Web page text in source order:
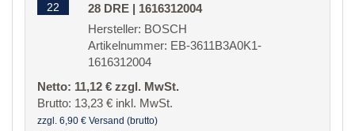
22
28 DRE | 1616312004
Hersteller: BOSCH
Artikelnummer: EB-3611B3A0K1-
1616312004
Netto: 11,12 € zzgl. MwSt.
Brutto: 13,23 € inkl. MwSt.
zzgl. 6,90 € Versand (brutto)